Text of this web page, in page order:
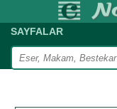
SAYFALAR